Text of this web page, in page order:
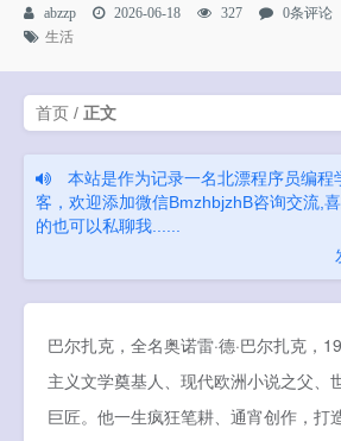
abzzp 2026-06-18 327 0条评论
生活
首页 / 正文
本站是作为记录一名北漂程序员编程
客，欢迎添加微信BmzhbjzhB咨询交流,
的也可以私聊我......
巴尔扎克，全名奥诺雷·德·巴尔扎克，
主义文学奠基人、现代欧洲小说之父、
巨匠。他一生疯狂笔耕、通宵创作，打